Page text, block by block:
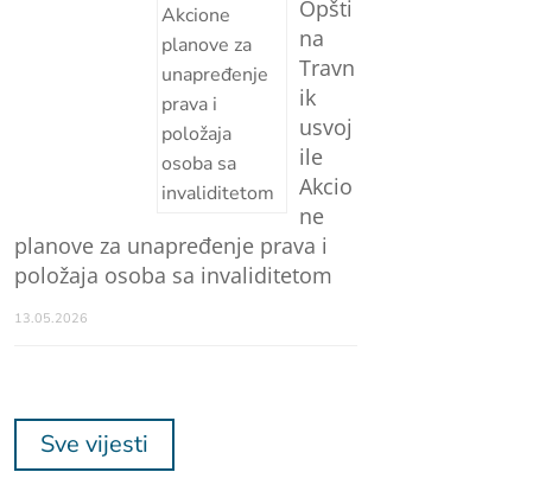
Opšti
na
Travn
ik
usvoj
ile
Akcio
ne
planove za unapređenje prava i
položaja osoba sa invaliditetom
13.05.2026
Sve vijesti